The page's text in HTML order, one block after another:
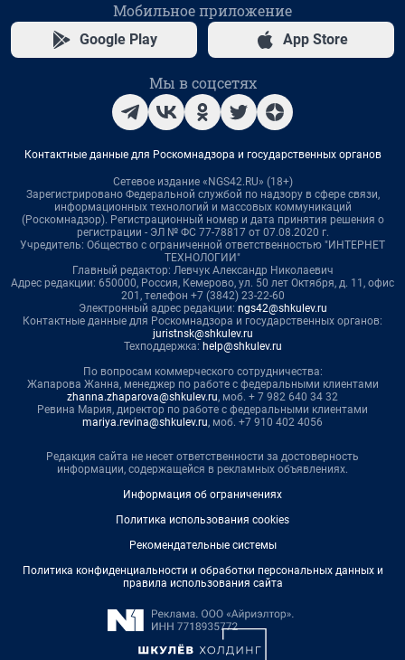
Мобильное приложение
Google Play App Store
Мы в соцсетях
Контактные данные для Роскомнадзора и государственных органов
Сетевое издание «NGS42.RU» (18+)
Зарегистрировано Федеральной службой по надзору в сфере связи,
информационных технологий и массовых коммуникаций
(Роскомнадзор). Регистрационный номер и дата принятия решения о
регистрации - ЭЛ № ФС 77-78817 от 07.08.2020 г.
Учредитель: Общество с ограниченной ответственностью "ИНТЕРНЕТ
ТЕХНОЛОГИИ"
Главный редактор: Левчук Александр Николаевич
Адрес редакции: 650000, Россия, Кемерово, ул. 50 лет Октября, д. 11, офис
201, телефон +7 (3842) 23-22-60
Электронный адрес редакции: ngs42@shkulev.ru
Контактные данные для Роскомнадзора и государственных органов:
juristnsk@shkulev.ru
Техподдержка: help@shkulev.ru
По вопросам коммерческого сотрудничества:
Жапарова Жанна, менеджер по работе с федеральными клиентами
zhanna.zhaparova@shkulev.ru, моб. + 7 982 640 34 32
Ревина Мария, директор по работе с федеральными клиентами
mariya.revina@shkulev.ru, моб. +7 910 402 4056
Редакция сайта не несет ответственности за достоверность
информации, содержащейся в рекламных объявлениях.
Информация об ограничениях
Политика использования cookies
Рекомендательные системы
Политика конфиденциальности и обработки персональных данных и
правила использования сайта